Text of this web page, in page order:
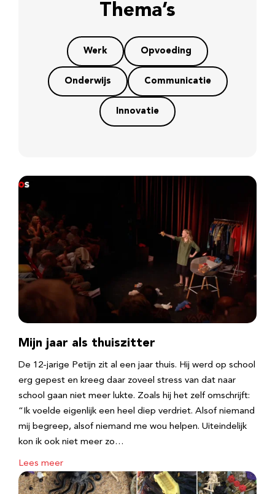
Thema’s
Werk Opvoeding
Onderwijs Communicatie
Innovatie
Mijn jaar als thuiszitter
De 12-jarige Petijn zit al een jaar thuis. Hij werd op school
erg gepest en kreeg daar zoveel stress van dat naar
school gaan niet meer lukte. Zoals hij het zelf omschrijft:
“Ik voelde eigenlijk een heel diep verdriet. Alsof niemand
mij begreep, alsof niemand me wou helpen. Uiteindelijk
kon ik ook niet meer zo…
Lees meer